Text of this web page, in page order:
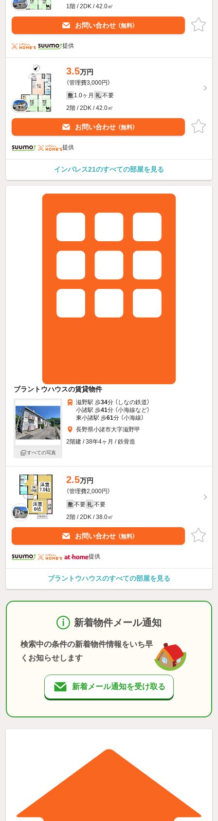
1階 / 2DK / 42.0㎡
お問い合わせ （無料）
提供
3.5万円
（管理費3,000円）
敷 1.0ヶ月 礼 不要
2階 / 2DK / 42.0㎡
お問い合わせ （無料）
提供
インパレス21のすべての部屋を見る
ブラントウハウスの賃貸物件
すべての写真
滋野駅 歩34分 （しなの鉄道）
小諸駅 歩41分 （小海線など）
東小諸駅 歩61分 （小海線）
長野県小諸市大字滋野甲
2階建 / 38年4ヶ月 / 鉄骨造
2.5万円
（管理費2,000円）
敷 不要 礼 不要
2階 / 2DK / 38.0㎡
お問い合わせ （無料）
提供
ブラントウハウスのすべての部屋を見る
新着物件メール通知
検索中の条件の新着物件情報をいち早
くお知らせします
新着メール通知を受け取る